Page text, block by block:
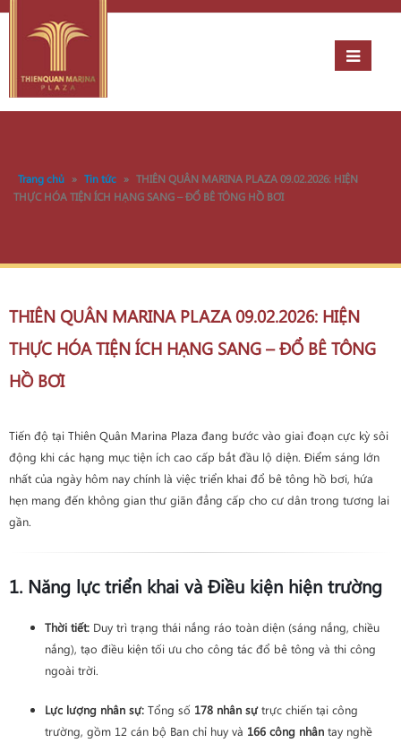
Trang chủ » Tin tức » THIÊN QUÂN MARINA PLAZA 09.02.2026: HIỆN
THỰC HÓA TIỆN ÍCH HẠNG SANG – ĐỔ BÊ TÔNG HỒ BƠI
THIÊN QUÂN MARINA PLAZA 09.02.2026: HIỆN
THỰC HÓA TIỆN ÍCH HẠNG SANG – ĐỔ BÊ TÔNG
HỒ BƠI
Tiến độ tại Thiên Quân Marina Plaza đang bước vào giai đoạn cực kỳ sôi
động khi các hạng mục tiện ích cao cấp bắt đầu lộ diện. Điểm sáng lớn
nhất của ngày hôm nay chính là việc triển khai đổ bê tông hồ bơi, hứa
hẹn mang đến không gian thư giãn đẳng cấp cho cư dân trong tương lai
gần.
1. Năng lực triển khai và Điều kiện hiện trường
Thời tiết: Duy trì trạng thái nắng ráo toàn diện (sáng nắng, chiều
nắng), tạo điều kiện tối ưu cho công tác đổ bê tông và thi công
ngoài trời.
Lực lượng nhân sự: Tổng số 178 nhân sựtrực chiến tại công
trường, gồm 12 cán bộ Ban chỉ huy và 166 công nhân tay nghề